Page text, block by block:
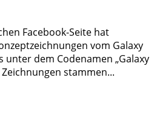
Facebook-Seite hat
vom Galaxy
unter dem Codenamen „Galaxy
stammen...